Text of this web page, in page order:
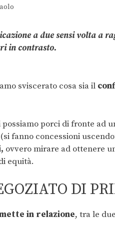
a due sensi volta a
in contrasto.
sviscerato cosa sia il
possiamo porci di fronte ad
(si fanno concessioni
ovvero mirare ad ottenere
equità.
DI
in relazione, tra le